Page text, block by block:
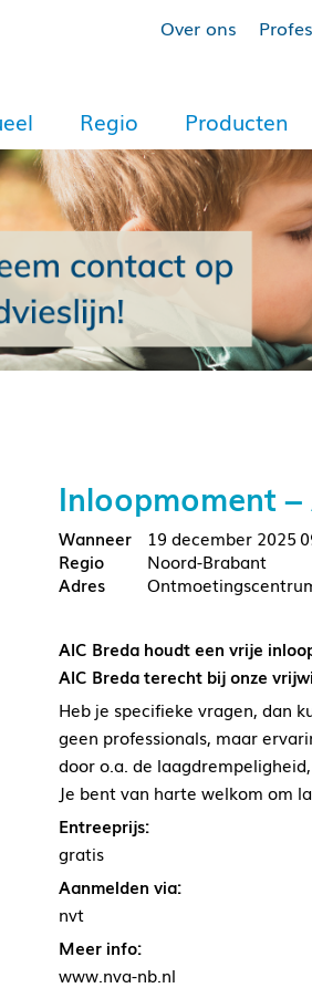
Over ons
Regio Producten
Inloopmoment –
19 december 2025
Noord-Brabant
AIC Breda houdt een vrije
AIC Breda terecht bij onze
Heb je specifieke vragen, dan
geen professionals, maar
door o.a. de
Je bent van harte welkom om
Entreeprijs:
gratis
Aanmelden via:
nvt
Meer info:
www.nva-nb.nl